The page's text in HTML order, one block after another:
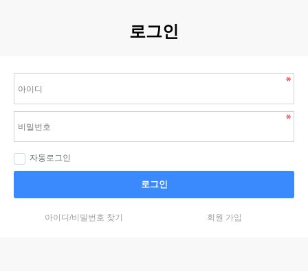
로그인
자동로그인
로그인
아이디/비밀번호 찾기 회원 가입